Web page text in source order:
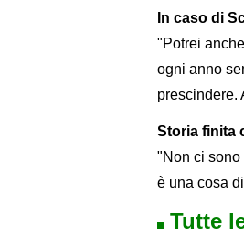
In caso di
"Potrei
ogni anno
prescindere.
Storia finita
"Non ci sono
è una cosa
Tutte